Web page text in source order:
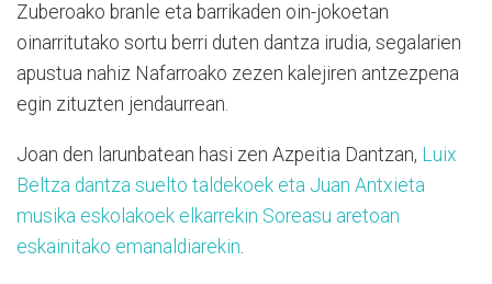
Zuberoako branle eta barrikaden oin-jokoetan
oinarritutako sortu berri duten dantza irudia, segalarien
apustua nahiz Nafarroako zezen kalejiren antzezpena
egin zituzten jendaurrean.
Joan den larunbatean hasi zen Azpeitia Dantzan, Luix
Beltza dantza suelto taldekoek eta Juan Antxieta
musika eskolakoek elkarrekin Soreasu aretoan
eskainitako emanaldiarekin